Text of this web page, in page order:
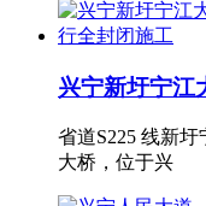
兴宁新圩宁江
省道S225 线新圩
大桥，位于兴